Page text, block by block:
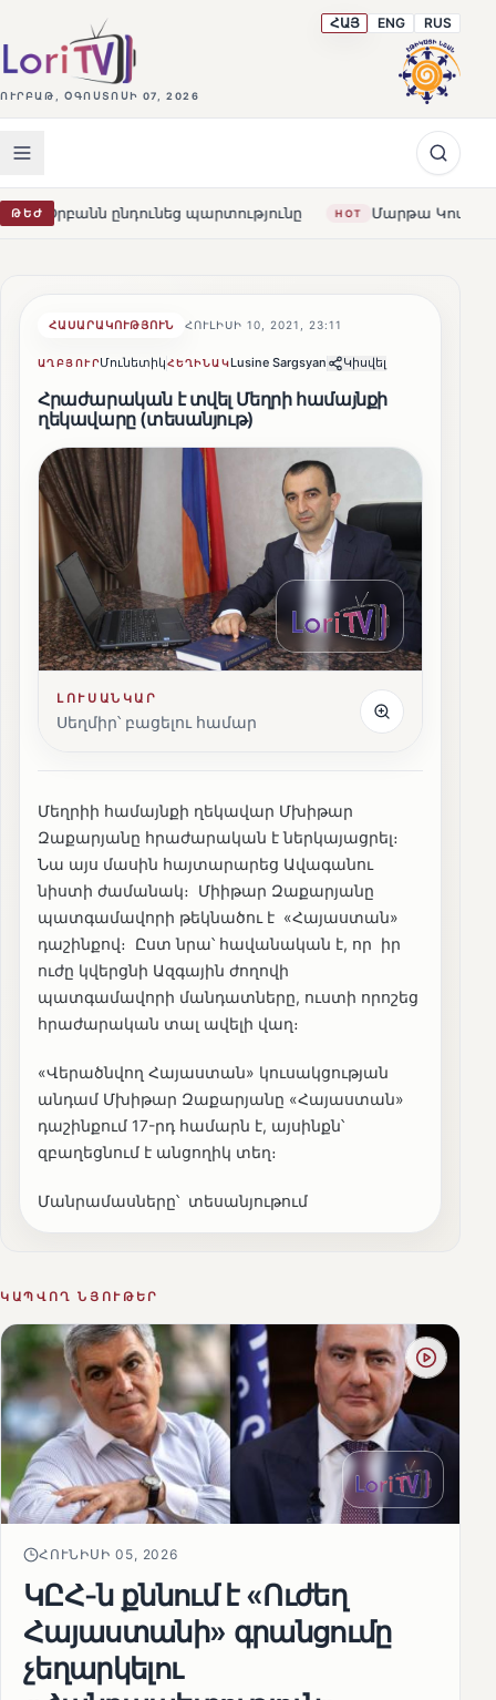
ՈՒՐԲԱԹ, ՕԳՈՍՏՈՍԻ 07, 2026
ՀԱՅ ENG RUS
ԹԵԺ պարտությունը HOT Մարթա Կոս. «Հայաստանն ու
ՀԱՍԱՐԱԿՈՒԹՅՈՒՆ ՀՈՒԼԻՍԻ 10, 2021, 23:11
ԱՂԲՅՈՒՐՄունետիկՀԵՂԻՆԱԿLusine Sargsyan Կիսվել
Հրաժարական է տվել Մեղրի համայնքի
ղեկավարը (տեսանյութ)
ԼՈՒՍԱՆԿԱՐ
Սեղմիր՝ բացելու համար
Մեղրիի համայնքի ղեկավար Մխիթար
Զաքարյանը հրաժարական է ներկայացրել։
Նա այս մասին հայտարարեց Ավագանու
նիստի ժամանակ։ Միիթար Զաքարյանը
պատգամավորի թեկնածու է «Հայաստան»
դաշինքով։ Ըստ նրա՝ հավանական է, որ իր
ուժը կվերցնի Ազգային ժողովի
պատգամավորի մանդատները, ուստի որոշեց
հրաժարական տալ ավելի վաղ։
«Վերածնվող Հայաստան» կուսակցության
անդամ Մխիթար Զաքարյանը «Հայաստան»
դաշինքում 17-րդ համարն է, այսինքն՝
զբաղեցնում է անցողիկ տեղ։
Մանրամասները՝ տեսանյութում
ԿԱՊՎՈՂ ՆՅՈՒԹԵՐ
ՀՈՒՆԻՍԻ 05, 2026
ԿԸՀ-ն քննում է «Ուժեղ
Հայաստանի» գրանցումը
չեղարկելու